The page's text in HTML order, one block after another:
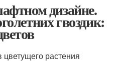
дизайне.
гвоздик:
растения